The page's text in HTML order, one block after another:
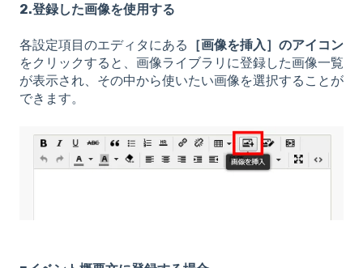
2.登録した画像を使用する
各設定項目のエディタにある
［画像を挿入］のアイコン
をクリックすると、画像ライブラリに登録した画像一覧
が表示され、その中から使いたい画像を選択することが
できます。